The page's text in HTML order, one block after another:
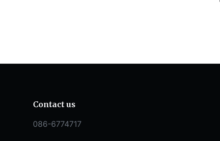
Contact us
086-6774717